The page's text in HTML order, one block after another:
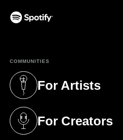
COMMUNITIES
For Artists
(opens in a new tab)
For Creators
(opens in a new tab)